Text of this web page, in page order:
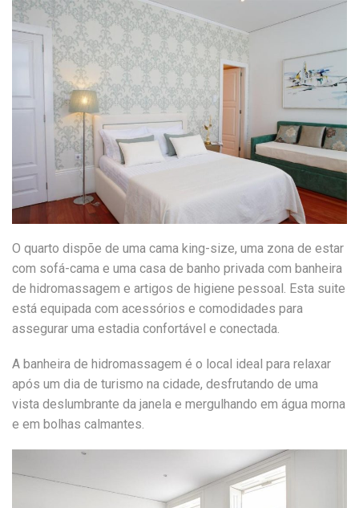
O quarto dispõe de uma cama king-size, uma zona de estar
com sofá-cama e uma casa de banho privada com banheira
de hidromassagem e artigos de higiene pessoal. Esta suite
está equipada com acessórios e comodidades para
assegurar uma estadia confortável e conectada.
A banheira de hidromassagem é o local ideal para relaxar
após um dia de turismo na cidade, desfrutando de uma
vista deslumbrante da janela e mergulhando em água morna
e em bolhas calmantes.